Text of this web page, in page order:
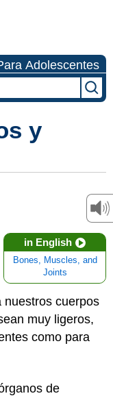
Adolescentes
y
in English
Bones, Muscles, and
Joints
nuestros cuerpos
muy ligeros,
como para
de